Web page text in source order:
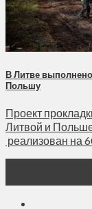
В Литве
Польшу
Проект
Литвой и
реализован на